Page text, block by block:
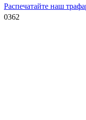
Распечатайте наш
0362